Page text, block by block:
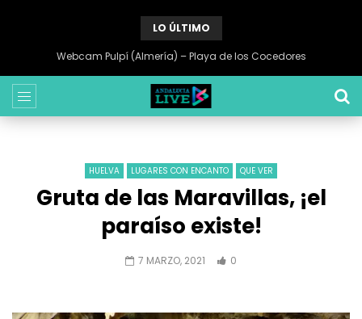
LO ÚLTIMO
Webcam Sabinillas (Malaga) – Playa de Sabinillas
HUELVA LUGARES CON ENCANTO QUE VER
Gruta de las Maravillas, ¡el
paraíso existe!
7 MARZO, 2021 0